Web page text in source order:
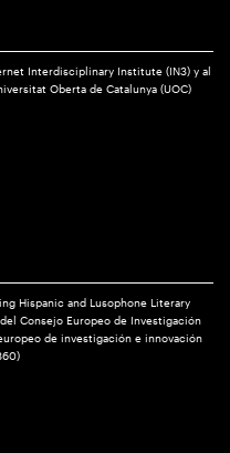
Interdisciplinary Institute (IN3) y al
Oberta de Catalunya (UOC)
Hispanic and Lusophone Literary
Consejo Europeo de Investigación
de investigación e innovación